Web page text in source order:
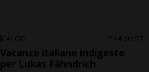
CALCIO 14 ore 7
Vacanze italiane indigeste
per Lukas Fähndrich